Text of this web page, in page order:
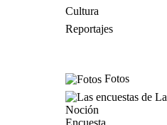
Cultura
Reportajes
Fotos
Encuesta